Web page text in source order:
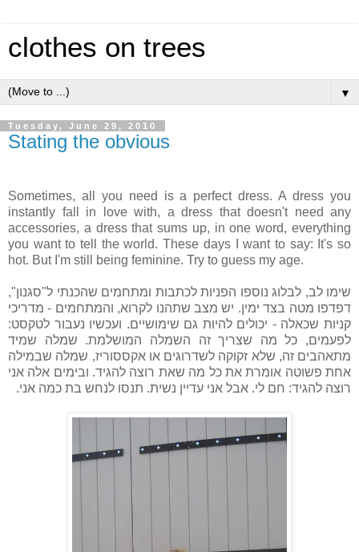
clothes on trees
▼
Tuesday, June 29, 2010
Stating the obvious
Sometimes, all you need is a perfect dress. A dress you
instantly fall in love with, a dress that doesn't need any
accessories, a dress that sums up, in one word, everything
you want to tell the world. These days I want to say: It's so
hot. But I'm still being feminine. Try to guess my age.
שימו לב, לבלוג נוספו הפניות לכתבות ומתחמים שהכנתי ל"סגנון",
דפדפו מטה בצד ימין. יש מצב שתהנו לקרוא, והמתחמים - מדריכי
קניות שכאלה - יכולים להיות גם שימושיים. ועכשיו נעבור לטקסט:
לפעמים, כל מה שצריך זה השמלה המושלמת. שמלה שמיד
מתאהבים זה, שלא זקוקה לשדרוגים או אקססוריז, שמלה שבמילה
אחת פשוטה אומרת את כל מה שאת רוצה להגיד. ובימים אלה אני
רוצה להגיד: חם לי. אבל אני עדיין נשית. תנסו לנחש בת כמה אני.